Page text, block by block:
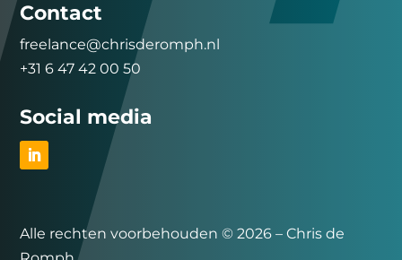
Contact
freelance@chrisderomph.nl
+31 6 47 42 00 50
Social media
Alle rechten voorbehouden © 2026 – Chris de